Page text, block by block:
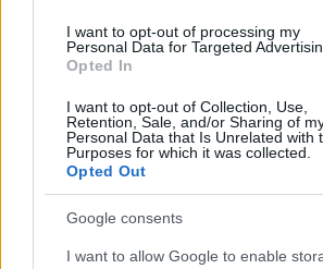
I want to opt-out of processing my
Personal Data for Targeted
Opted In
I want to opt-out of Collection, Use,
Retention, Sale, and/or Sharing of
Personal Data that Is Unrelated with
Purposes for which it was collected.
Opted Out
Google consents
I want to allow Google to enable
mondo per una notte
Giorgia Meloni a La
“Orgoglio e discrezione per
Incendio nella notte a Olbia,